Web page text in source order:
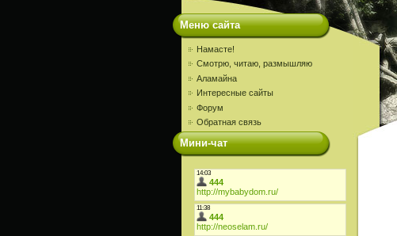
Меню сайта
Намасте!
Смотрю, читаю, размышляю
Аламайна
Интересные сайты
Форум
Обратная связь
Мини-чат